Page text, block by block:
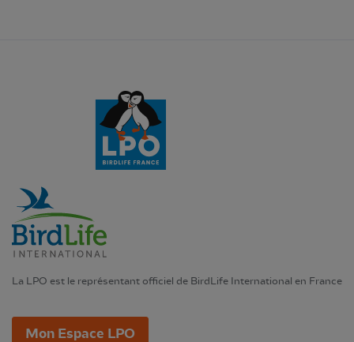
La LPO est le représentant officiel de BirdLife International en France
Mon Espace LPO